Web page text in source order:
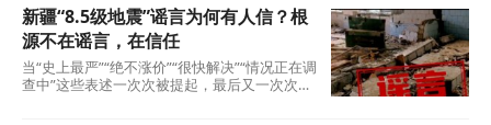
新疆“8.5级地震”谣言为何有人信？根
源不在谣言，在信任
当“史上最严”“绝不涨价”“很快解决”“情况正在调
查中”这些表述一次次被提起，最后又一次次悄